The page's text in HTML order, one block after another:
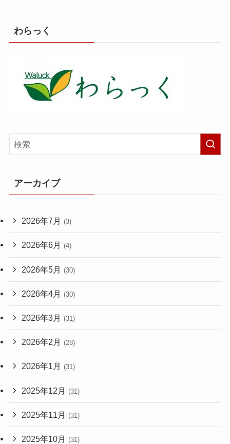
わらっく
アーカイブ
2026年7月 (3)
2026年6月 (4)
2026年5月 (30)
2026年4月 (30)
2026年3月 (31)
2026年2月 (28)
2026年1月 (31)
2025年12月 (31)
2025年11月 (31)
2025年10月 (31)